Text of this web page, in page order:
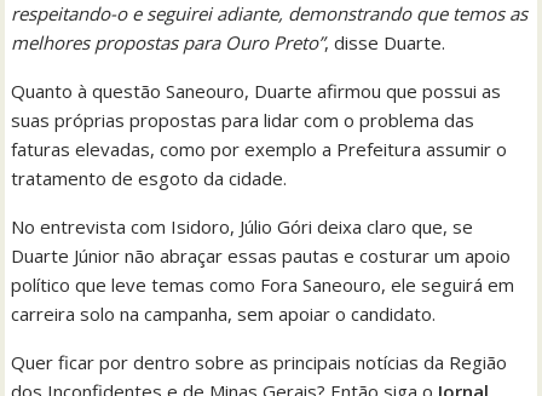
respeitando-o e seguirei adiante, demonstrando que temos as
melhores propostas para Ouro Preto”, disse Duarte.
Quanto à questão Saneouro, Duarte afirmou que possui as
suas próprias propostas para lidar com o problema das
faturas elevadas, como por exemplo a Prefeitura assumir o
tratamento de esgoto da cidade.
No entrevista com Isidoro, Júlio Góri deixa claro que, se
Duarte Júnior não abraçar essas pautas e costurar um apoio
político que leve temas como Fora Saneouro, ele seguirá em
carreira solo na campanha, sem apoiar o candidato.
Quer ficar por dentro sobre as principais notícias da Região